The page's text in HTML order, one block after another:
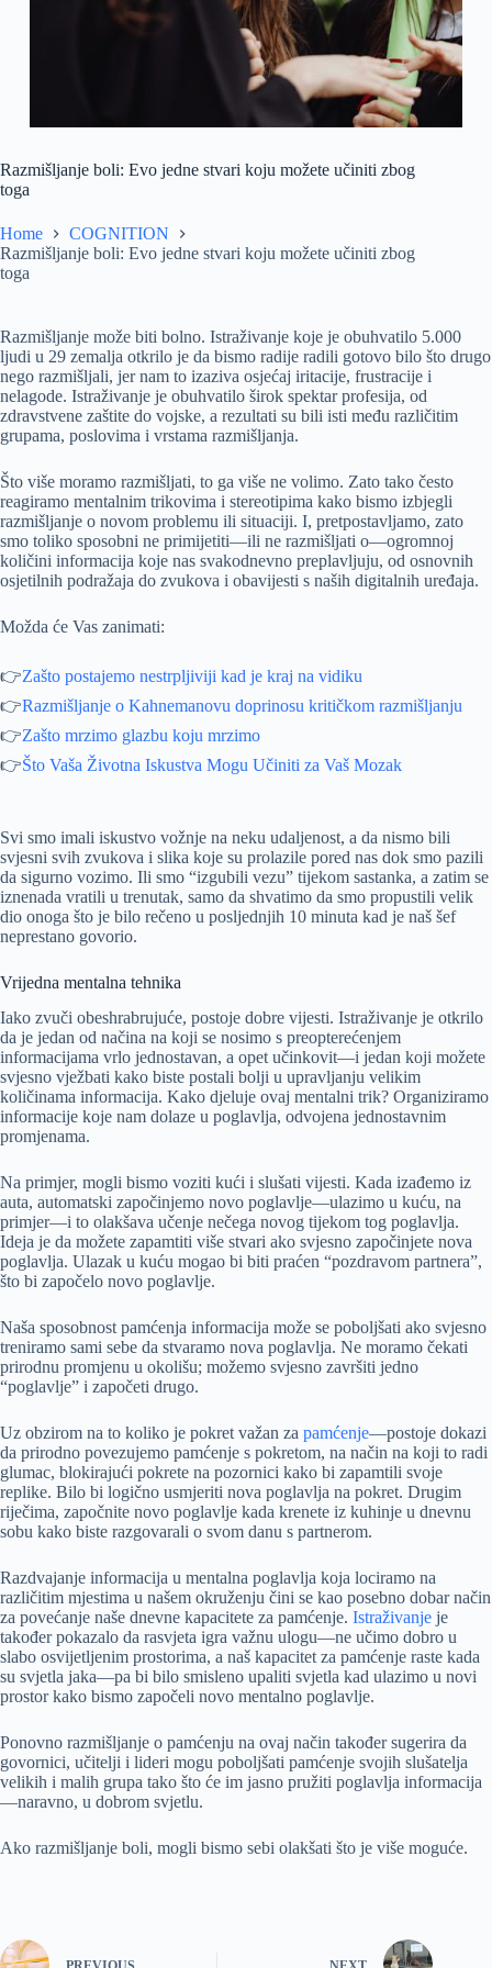
Razmišljanje boli: Evo jedne stvari koju možete učiniti zbog
toga
Home
COGNITION
Razmišljanje boli: Evo jedne stvari koju možete učiniti zbog
toga
Razmišljanje može biti bolno. Istraživanje koje je obuhvatilo 5.000
ljudi u 29 zemalja otkrilo je da bismo radije radili gotovo bilo što drugo
nego razmišljali, jer nam to izaziva osjećaj iritacije, frustracije i
nelagode. Istraživanje je obuhvatilo širok spektar profesija, od
zdravstvene zaštite do vojske, a rezultati su bili isti među različitim
grupama, poslovima i vrstama razmišljanja.
Što više moramo razmišljati, to ga više ne volimo. Zato tako često
reagiramo mentalnim trikovima i stereotipima kako bismo izbjegli
razmišljanje o novom problemu ili situaciji. I, pretpostavljamo, zato
smo toliko sposobni ne primijetiti—ili ne razmišljati o—ogromnoj
količini informacija koje nas svakodnevno preplavljuju, od osnovnih
osjetilnih podražaja do zvukova i obavijesti s naših digitalnih uređaja.
Možda će Vas zanimati:
👉Zašto postajemo nestrpljiviji kad je kraj na vidiku
👉Razmišljanje o Kahnemanovu doprinosu kritičkom razmišljanju
👉Zašto mrzimo glazbu koju mrzimo
👉Što Vaša Životna Iskustva Mogu Učiniti za Vaš Mozak
Svi smo imali iskustvo vožnje na neku udaljenost, a da nismo bili
svjesni svih zvukova i slika koje su prolazile pored nas dok smo pazili
da sigurno vozimo. Ili smo “izgubili vezu” tijekom sastanka, a zatim se
iznenada vratili u trenutak, samo da shvatimo da smo propustili velik
dio onoga što je bilo rečeno u posljednjih 10 minuta kad je naš šef
neprestano govorio.
Vrijedna mentalna tehnika
Iako zvuči obeshrabrujuće, postoje dobre vijesti. Istraživanje je otkrilo
da je jedan od načina na koji se nosimo s preopterećenjem
informacijama vrlo jednostavan, a opet učinkovit—i jedan koji možete
svjesno vježbati kako biste postali bolji u upravljanju velikim
količinama informacija. Kako djeluje ovaj mentalni trik? Organiziramo
informacije koje nam dolaze u poglavlja, odvojena jednostavnim
promjenama.
Na primjer, mogli bismo voziti kući i slušati vijesti. Kada izađemo iz
auta, automatski započinjemo novo poglavlje—ulazimo u kuću, na
primjer—i to olakšava učenje nečega novog tijekom tog poglavlja.
Ideja je da možete zapamtiti više stvari ako svjesno započinjete nova
poglavlja. Ulazak u kuću mogao bi biti praćen “pozdravom partnera”,
što bi započelo novo poglavlje.
Naša sposobnost pamćenja informacija može se poboljšati ako svjesno
treniramo sami sebe da stvaramo nova poglavlja. Ne moramo čekati
prirodnu promjenu u okolišu; možemo svjesno završiti jedno
“poglavlje” i započeti drugo.
Uz obzirom na to koliko je pokret važan za pamćenje—postoje dokazi
da prirodno povezujemo pamćenje s pokretom, na način na koji to radi
glumac, blokirajući pokrete na pozornici kako bi zapamtili svoje
replike. Bilo bi logično usmjeriti nova poglavlja na pokret. Drugim
riječima, započnite novo poglavlje kada krenete iz kuhinje u dnevnu
sobu kako biste razgovarali o svom danu s partnerom.
Razdvajanje informacija u mentalna poglavlja koja lociramo na
različitim mjestima u našem okruženju čini se kao posebno dobar način
za povećanje naše dnevne kapacitete za pamćenje. Istraživanje je
također pokazalo da rasvjeta igra važnu ulogu—ne učimo dobro u
slabo osvijetljenim prostorima, a naš kapacitet za pamćenje raste kada
su svjetla jaka—pa bi bilo smisleno upaliti svjetla kad ulazimo u novi
prostor kako bismo započeli novo mentalno poglavlje.
Ponovno razmišljanje o pamćenju na ovaj način također sugerira da
govornici, učitelji i lideri mogu poboljšati pamćenje svojih slušatelja
velikih i malih grupa tako što će im jasno pružiti poglavlja informacija
—naravno, u dobrom svjetlu.
Ako razmišljanje boli, mogli bismo sebi olakšati što je više moguće.